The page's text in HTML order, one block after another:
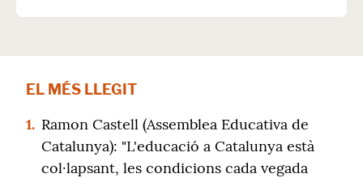
EL MÉS LLEGIT
1. Ramon Castell (Assemblea Educativa de
Catalunya): "L'educació a Catalunya està
col·lapsant, les condicions cada vegada